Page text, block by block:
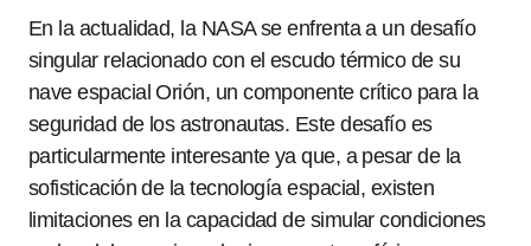
En la actualidad, la NASA se enfrenta a un desafío
singular relacionado con el escudo térmico de su
nave espacial Orión, un componente crítico para la
seguridad de los astronautas. Este desafío es
particularmente interesante ya que, a pesar de la
sofisticación de la tecnología espacial, existen
limitaciones en la capacidad de simular condiciones